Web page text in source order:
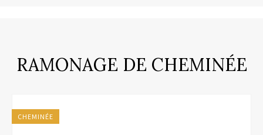
RAMONAGE DE CHEMINÉE
CHEMINÉE